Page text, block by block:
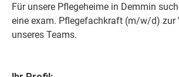
Für unsere Pflegeheime in Demmin
eine exam. Pflegefachkraft (m/w/d) zur
unseres Teams.